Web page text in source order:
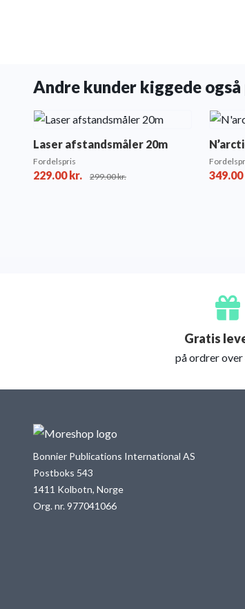
Andre kunder kiggede også
Laser afstandsmåler 20m
Fordelspris
229.00kr. 299.00kr. 349.00
Gratis
på ordrer over
Bonnier Publications International AS
Postboks 543
1411 Kolbotn, Norge
Org. nr. 977041066